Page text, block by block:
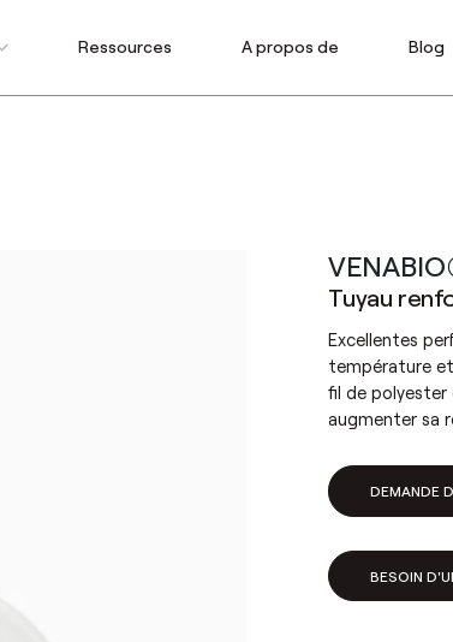
Ressources A propos de Blog
Tuyau
Excellentes
température
fil de polyester
augmenter sa
DEMANDE
BESOIN